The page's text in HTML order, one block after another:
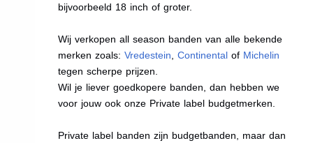
bijvoorbeeld 18 inch of groter.
Wij verkopen all season banden van alle bekende
merken zoals:Vredestein ,Continental of Michelin
tegen scherpe prijzen.
Wil je liever goedkopere banden, dan hebben we
voor jouw ook onze Private label budgetmerken.
Private label banden zijn budgetbanden, maar dan